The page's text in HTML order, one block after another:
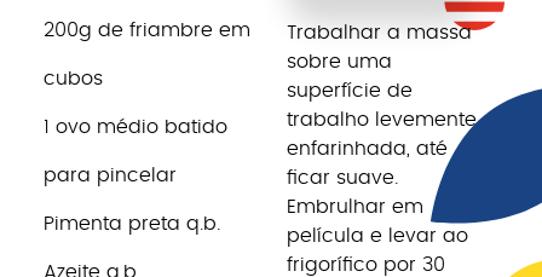
200g de friambre em
cubos
1 ovo médio batido
para pincelar
Pimenta preta q.b.
Azeite q.b.
Trabalhar a massa
sobre uma
superfície de
trabalho levemente
enfarinhada, até
ficar suave.
Embrulhar em
película e levar ao
frigorífico por 30